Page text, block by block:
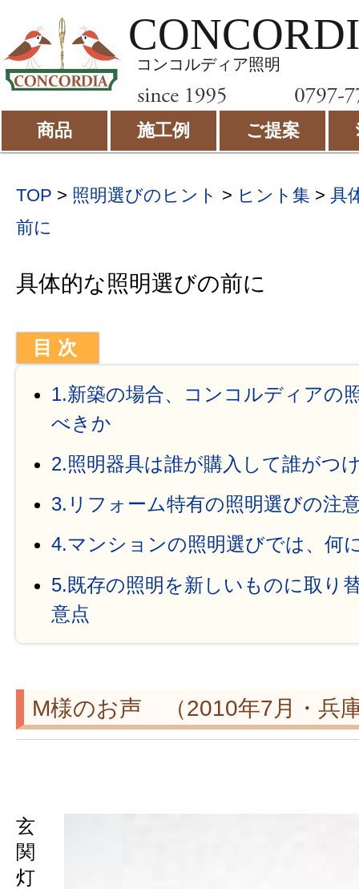
コンコルディア照明
商品 施工例 ご提案
TOP > 照明選びのヒント > ヒント集 > 具
前に
具体的な照明選びの前に
1.新築の場合、コンコルディアの
べきか
2.照明器具は誰が購入して誰がつ
3.リフォーム特有の照明選びの注
4.マンションの照明選びでは、何
5.既存の照明を新しいものに取り
意点
M様のお声 （2010年7月・兵
玄
関
灯